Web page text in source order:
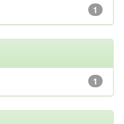
1
1